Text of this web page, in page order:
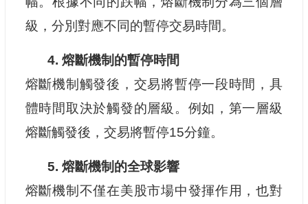
級，分別對應不同的暫停交易時間。
4. 熔斷機制的暫停時間
熔斷機制觸發後，交易將暫停一段時間，具
體時間取決於觸發的層級。例如，第一層級
熔斷觸發後，交易將暫停15分鐘。
5. 熔斷機制的全球影響
熔斷機制不僅在美股市場中發揮作用，也對